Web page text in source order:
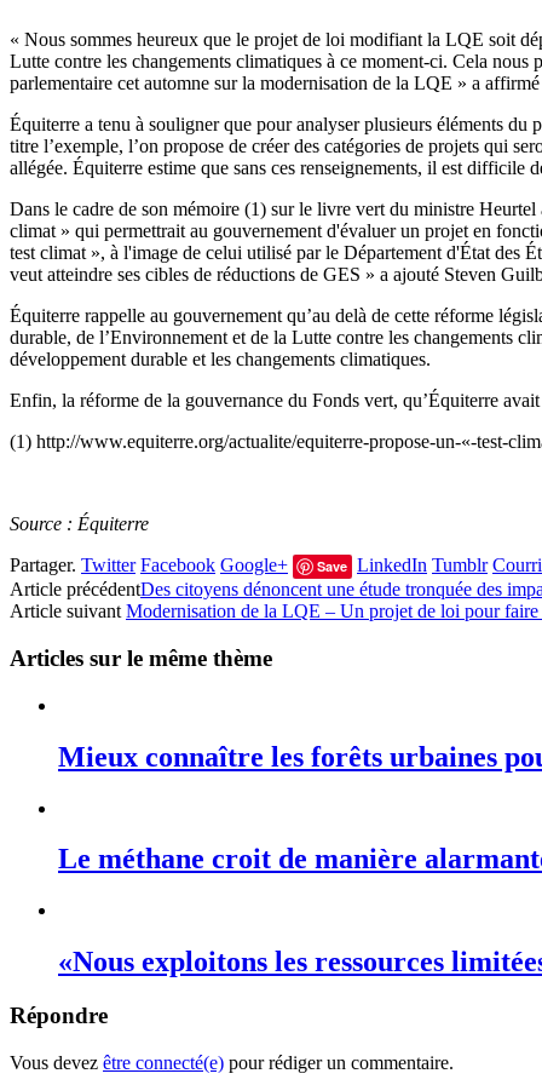
« Nous sommes heureux que le projet de loi modifiant la LQE soit
Lutte contre les changements climatiques à ce moment-ci. Cela
parlementaire cet automne sur la modernisation de la LQE » a
Équiterre a tenu à souligner que pour analyser plusieurs éléments
titre l’exemple, l’on propose de créer des catégories de projets qui
allégée. Équiterre estime que sans ces renseignements, il est difficile
Dans le cadre de son mémoire (1) sur le livre vert du ministre
climat » qui permettrait au gouvernement d'évaluer un projet en
test climat », à l'image de celui utilisé par le Département d'État des
veut atteindre ses cibles de réductions de GES » a ajouté Steven
Équiterre rappelle au gouvernement qu’au delà de cette réforme
durable, de l’Environnement et de la Lutte contre les changements
développement durable et les changements climatiques.
Enfin, la réforme de la gouvernance du Fonds vert, qu’Équiterre
(1) http://www.equiterre.org/actualite/equiterre-propose-un-«-test-
Source : Équiterre
Partager. Twitter Facebook Google+ Save LinkedIn Tumblr
Article précédentDes citoyens dénoncent une étude tronquée des
Article suivant Modernisation de la LQE – Un projet de loi pour faire
Articles sur le même thème
Mieux connaître les forêts urbaines
Le méthane croit de manière
«Nous exploitons les ressources
Répondre
Vous devez être connecté(e) pour rédiger un commentaire.